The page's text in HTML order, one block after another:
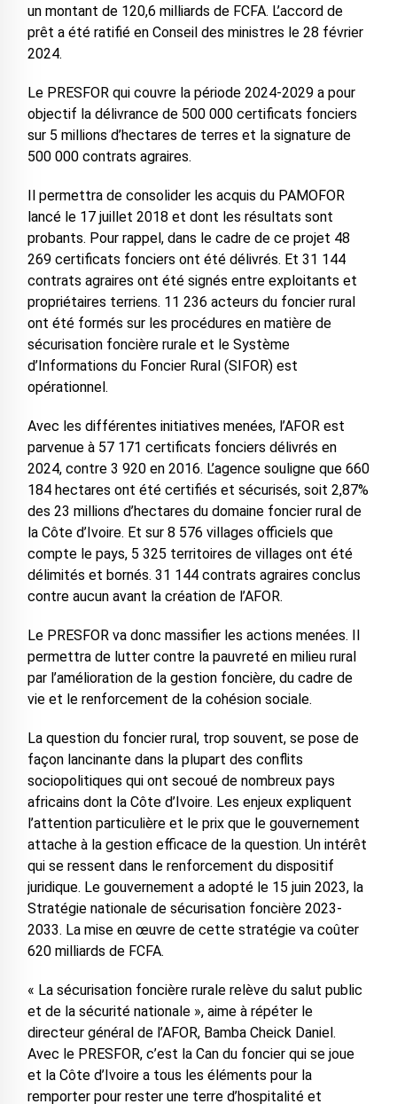
un montant de 120,6 milliards de FCFA. L’accord de
prêt a été ratifié en Conseil des ministres le 28 février
2024.
Le PRESFOR qui couvre la période 2024-2029 a pour
objectif la délivrance de 500 000 certificats fonciers
sur 5 millions d’hectares de terres et la signature de
500 000 contrats agraires.
Il permettra de consolider les acquis du PAMOFOR
lancé le 17 juillet 2018 et dont les résultats sont
probants. Pour rappel, dans le cadre de ce projet 48
269 certificats fonciers ont été délivrés. Et 31 144
contrats agraires ont été signés entre exploitants et
propriétaires terriens. 11 236 acteurs du foncier rural
ont été formés sur les procédures en matière de
sécurisation foncière rurale et le Système
d’Informations du Foncier Rural (SIFOR) est
opérationnel.
Avec les différentes initiatives menées, l’AFOR est
parvenue à 57 171 certificats fonciers délivrés en
2024, contre 3 920 en 2016. L’agence souligne que 660
184 hectares ont été certifiés et sécurisés, soit 2,87%
des 23 millions d’hectares du domaine foncier rural de
la Côte d’Ivoire. Et sur 8 576 villages officiels que
compte le pays, 5 325 territoires de villages ont été
délimités et bornés. 31 144 contrats agraires conclus
contre aucun avant la création de l’AFOR.
Le PRESFOR va donc massifier les actions menées. Il
permettra de lutter contre la pauvreté en milieu rural
par l’amélioration de la gestion foncière, du cadre de
vie et le renforcement de la cohésion sociale.
La question du foncier rural, trop souvent, se pose de
façon lancinante dans la plupart des conflits
sociopolitiques qui ont secoué de nombreux pays
africains dont la Côte d’Ivoire. Les enjeux expliquent
l’attention particulière et le prix que le gouvernement
attache à la gestion efficace de la question. Un intérêt
qui se ressent dans le renforcement du dispositif
juridique. Le gouvernement a adopté le 15 juin 2023, la
Stratégie nationale de sécurisation foncière 2023-
2033. La mise en œuvre de cette stratégie va coûter
620 milliards de FCFA.
« La sécurisation foncière rurale relève du salut public
et de la sécurité nationale », aime à répéter le
directeur général de l’AFOR, Bamba Cheick Daniel.
Avec le PRESFOR, c’est la Can du foncier qui se joue
et la Côte d’Ivoire a tous les éléments pour la
remporter pour rester une terre d’hospitalité et